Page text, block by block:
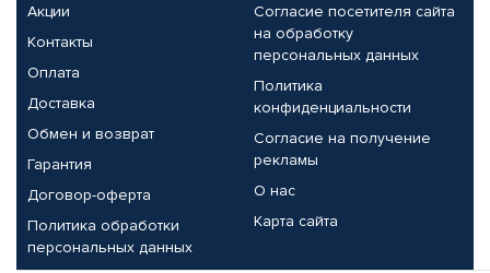
Акции
Контакты
Оплата
Доставка
Обмен и возврат
Гарантия
Договор-оферта
Политика обработки
персональных данных
Согласие посетителя сайта
на обработку
персональных данных
Политика
конфиденциальности
Согласие на получение
рекламы
О нас
Карта сайта